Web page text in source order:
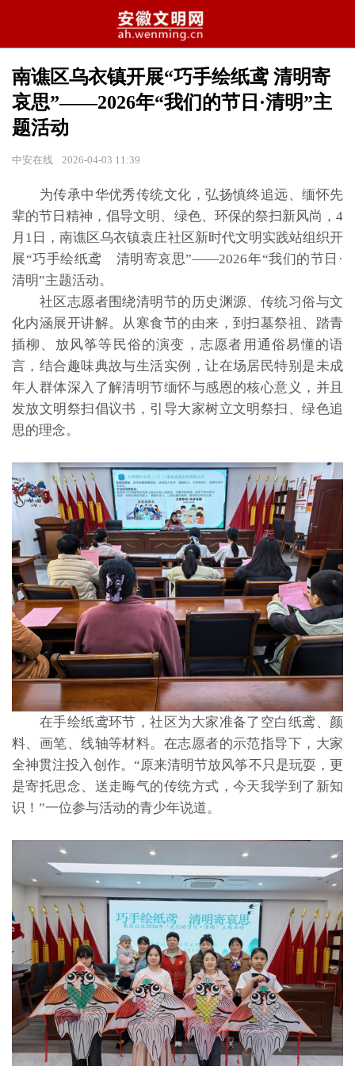
南谯区乌衣镇开展“巧手绘纸鸢 清明寄
哀思”——2026年“我们的节日·清明”主
题活动
中安在线 2026-04-03 11:39
为传承中华优秀传统文化，弘扬慎终追远、缅怀先
辈的节日精神，倡导文明、绿色、环保的祭扫新风尚，4
月1日，南谯区乌衣镇袁庄社区新时代文明实践站组织开
展“巧手绘纸鸢 清明寄哀思”——2026年“我们的节日·
清明”主题活动。
社区志愿者围绕清明节的历史渊源、传统习俗与文
化内涵展开讲解。从寒食节的由来，到扫墓祭祖、踏青
插柳、放风筝等民俗的演变，志愿者用通俗易懂的语
言，结合趣味典故与生活实例，让在场居民特别是未成
年人群体深入了解清明节缅怀与感恩的核心意义，并且
发放文明祭扫倡议书，引导大家树立文明祭扫、绿色追
思的理念。
在手绘纸鸢环节，社区为大家准备了空白纸鸢、颜
料、画笔、线轴等材料。在志愿者的示范指导下，大家
全神贯注投入创作。“原来清明节放风筝不只是玩耍，更
是寄托思念、送走晦气的传统方式，今天我学到了新知
识！”一位参与活动的青少年说道。